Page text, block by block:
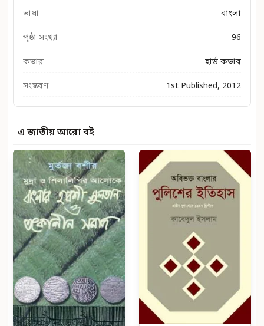
ভাষা বাংলা
পৃষ্ঠা সংখ্যা 96
কভার হার্ড কভার
সংস্করণ 1st Published, 2012
এ জাতীয় আরো বই